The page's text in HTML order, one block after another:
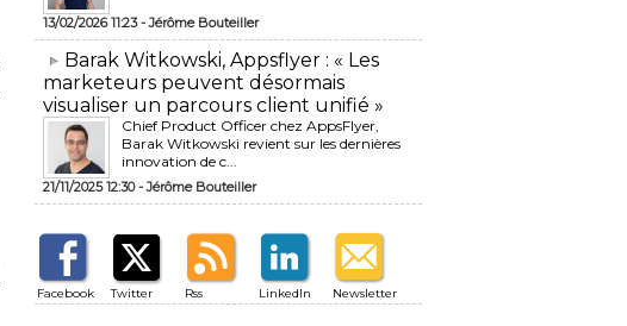
13/02/2026 11:23 -Jérôme Bouteiller
​Barak Witkowski, Appsflyer : « Les
marketeurs peuvent désormais
visualiser un parcours client unifié »
Chief Product Officer chez AppsFlyer, ​
Barak Witkowski revient sur les dernières
innovation de c...
21/11/2025 12:30 -Jérôme Bouteiller
Facebook Twitter Rss LinkedIn Newsletter